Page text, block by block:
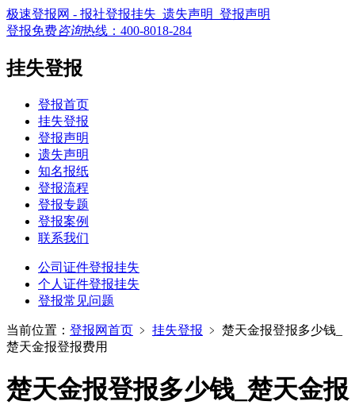
极速登报网 - 报社登报挂失_遗失声明_登报声明
登报免费咨询热线： 400-8018-284
挂失登报
登报首页
挂失登报
登报声明
遗失声明
知名报纸
登报流程
登报专题
登报案例
联系我们
公司证件登报挂失
个人证件登报挂失
登报常见问题
当前位置： 登报网首页 ﹥ 挂失登报 ﹥ 楚天金报登报多少钱_
楚天金报登报费用
楚天金报登报多少钱_楚天金报